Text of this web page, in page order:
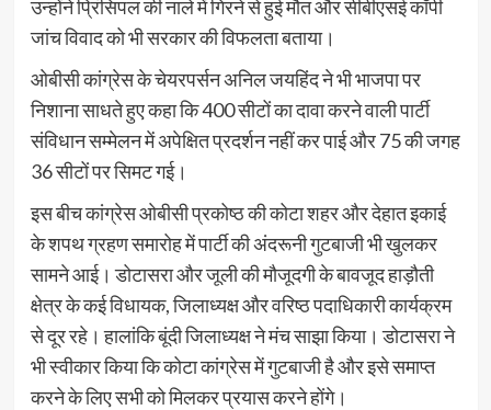
उन्होंने प्रिंसिपल की नाले में गिरने से हुई मौत और सीबीएसई कॉपी
जांच विवाद को भी सरकार की विफलता बताया।
ओबीसी कांग्रेस के चेयरपर्सन अनिल जयहिंद ने भी भाजपा पर
निशाना साधते हुए कहा कि 400 सीटों का दावा करने वाली पार्टी
संविधान सम्मेलन में अपेक्षित प्रदर्शन नहीं कर पाई और 75 की जगह
36 सीटों पर सिमट गई।
इस बीच कांग्रेस ओबीसी प्रकोष्ठ की कोटा शहर और देहात इकाई
के शपथ ग्रहण समारोह में पार्टी की अंदरूनी गुटबाजी भी खुलकर
सामने आई। डोटासरा और जूली की मौजूदगी के बावजूद हाड़ौती
क्षेत्र के कई विधायक, जिलाध्यक्ष और वरिष्ठ पदाधिकारी कार्यक्रम
से दूर रहे। हालांकि बूंदी जिलाध्यक्ष ने मंच साझा किया। डोटासरा ने
भी स्वीकार किया कि कोटा कांग्रेस में गुटबाजी है और इसे समाप्त
करने के लिए सभी को मिलकर प्रयास करने होंगे।